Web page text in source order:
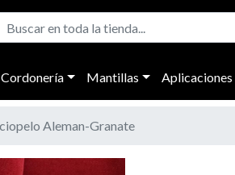
Cordonería Mantillas Aplicaciones
Aleman-Granate